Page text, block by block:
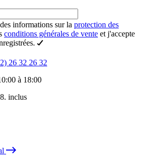
informations sur la protection des
conditions générales de vente et j'accepte
26 32 26 32
à 18:00
inclus